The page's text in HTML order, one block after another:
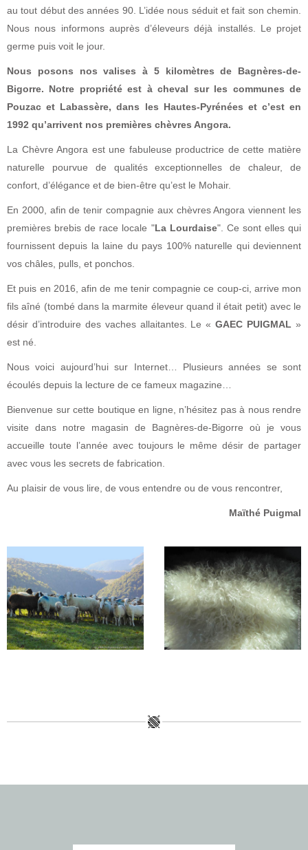
au tout début des années 90. L’idée nous séduit et fait son chemin.
Nous nous informons auprès d’éleveurs déjà installés. Le projet
germe puis voit le jour.
Nous posons nos valises à 5 kilomètres de Bagnères-de-
Bigorre. Notre propriété est à cheval sur les communes de
Pouzac et Labassère, dans les Hautes-Pyrénées et c’est en
1992 qu’arrivent nos premières chèvres Angora.
La Chèvre Angora est une fabuleuse productrice de cette matière
naturelle pourvue de qualités exceptionnelles de chaleur, de
confort, d’élégance et de bien-être qu’est le Mohair.
En 2000, afin de tenir compagnie aux chèvres Angora viennent les
premières brebis de race locale "La Lourdaise". Ce sont elles qui
fournissent depuis la laine du pays 100% naturelle qui deviennent
vos châles, pulls, et ponchos.
Et puis en 2016, afin de me tenir compagnie ce coup-ci, arrive mon
fils aîné (tombé dans la marmite éleveur quand il était petit) avec le
désir d’introduire des vaches allaitantes. Le « GAEC PUIGMAL »
est né.
Nous voici aujourd’hui sur Internet… Plusieurs années se sont
écoulés depuis la lecture de ce fameux magazine…
Bienvenue sur cette boutique en ligne, n’hésitez pas à nous rendre
visite dans notre magasin de Bagnères-de-Bigorre où je vous
accueille toute l’année avec toujours le même désir de partager
avec vous les secrets de fabrication.
Au plaisir de vous lire, de vous entendre ou de vous rencontrer,
Maïthé Puigmal